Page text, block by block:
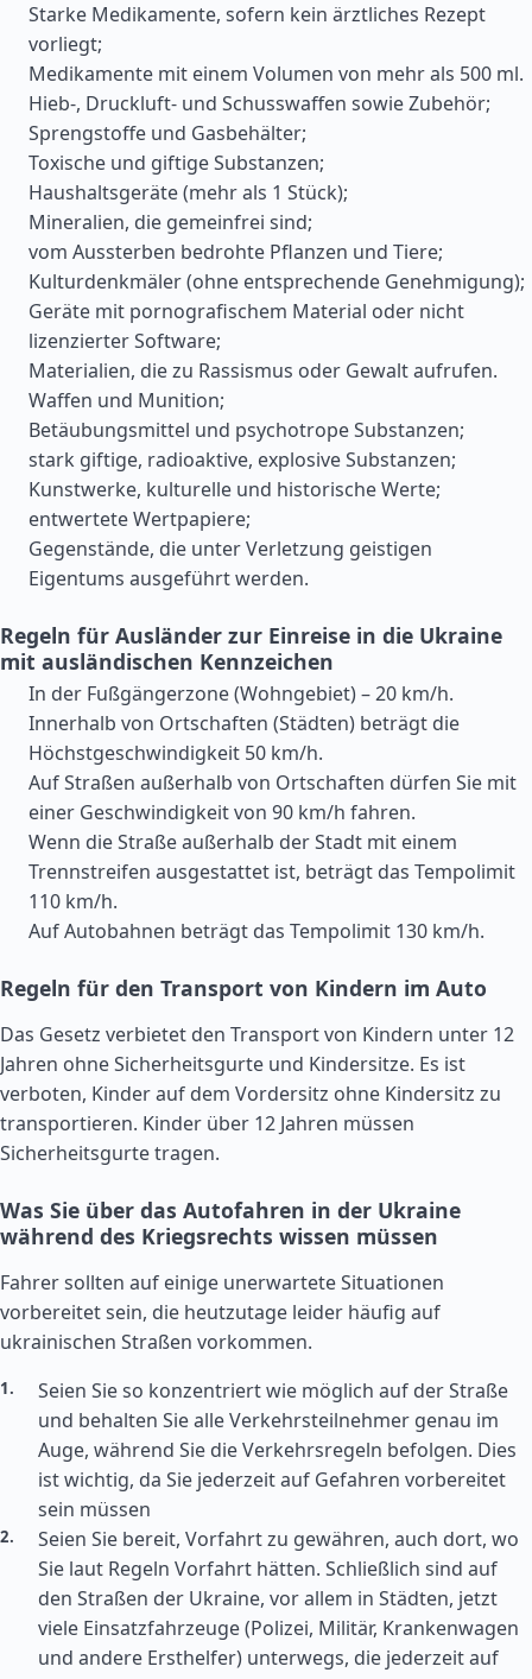
Starke Medikamente, sofern kein ärztliches Rezept
vorliegt;
Medikamente mit einem Volumen von mehr als 500 ml.
Hieb-, Druckluft- und Schusswaffen sowie Zubehör;
Sprengstoffe und Gasbehälter;
Toxische und giftige Substanzen;
Haushaltsgeräte (mehr als 1 Stück);
Mineralien, die gemeinfrei sind;
vom Aussterben bedrohte Pflanzen und Tiere;
Kulturdenkmäler (ohne entsprechende Genehmigung);
Geräte mit pornografischem Material oder nicht
lizenzierter Software;
Materialien, die zu Rassismus oder Gewalt aufrufen.
Waffen und Munition;
Betäubungsmittel und psychotrope Substanzen;
stark giftige, radioaktive, explosive Substanzen;
Kunstwerke, kulturelle und historische Werte;
entwertete Wertpapiere;
Gegenstände, die unter Verletzung geistigen
Eigentums ausgeführt werden.
Regeln für Ausländer zur Einreise in die Ukraine
mit ausländischen Kennzeichen
In der Fußgängerzone (Wohngebiet) – 20 km/h.
Innerhalb von Ortschaften (Städten) beträgt die
Höchstgeschwindigkeit 50 km/h.
Auf Straßen außerhalb von Ortschaften dürfen Sie mit
einer Geschwindigkeit von 90 km/h fahren.
Wenn die Straße außerhalb der Stadt mit einem
Trennstreifen ausgestattet ist, beträgt das Tempolimit
110 km/h.
Auf Autobahnen beträgt das Tempolimit 130 km/h.
Regeln für den Transport von Kindern im Auto
Das Gesetz verbietet den Transport von Kindern unter 12
Jahren ohne Sicherheitsgurte und Kindersitze. Es ist
verboten, Kinder auf dem Vordersitz ohne Kindersitz zu
transportieren. Kinder über 12 Jahren müssen
Sicherheitsgurte tragen.
Was Sie über das Autofahren in der Ukraine
während des Kriegsrechts wissen müssen
Fahrer sollten auf einige unerwartete Situationen
vorbereitet sein, die heutzutage leider häufig auf
ukrainischen Straßen vorkommen.
Seien Sie so konzentriert wie möglich auf der Straße
und behalten Sie alle Verkehrsteilnehmer genau im
Auge, während Sie die Verkehrsregeln befolgen. Dies
ist wichtig, da Sie jederzeit auf Gefahren vorbereitet
sein müssen
Seien Sie bereit, Vorfahrt zu gewähren, auch dort, wo
Sie laut Regeln Vorfahrt hätten. Schließlich sind auf
den Straßen der Ukraine, vor allem in Städten, jetzt
viele Einsatzfahrzeuge (Polizei, Militär, Krankenwagen
und andere Ersthelfer) unterwegs, die jederzeit auf